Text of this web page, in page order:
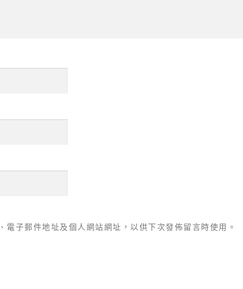
電子郵件地址及個人網站網址，以供下次發佈留言時使用。